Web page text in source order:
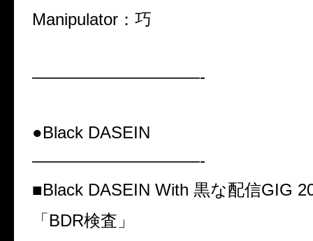
Manipulator：巧
——————————-
●Black DASEIN
——————————-
■Black DASEIN With 黒な配信GIG
「BDR検査」